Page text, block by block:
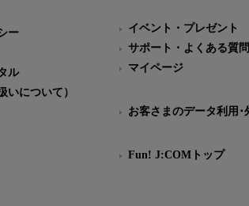
ー
ル
いについて）
イベント・プレゼント
サポート・よくある質問
マイページ
お客さまのデータ利用･
Fun! J:COMトップ